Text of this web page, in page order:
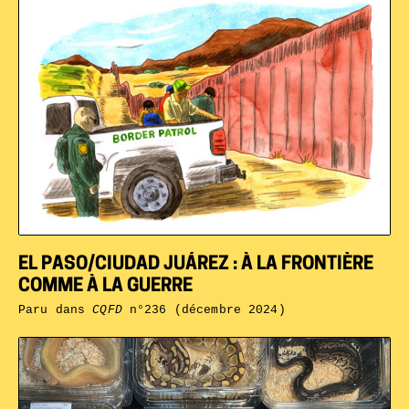
EL PASO/CIUDAD JUÁREZ : À LA FRONTIÈRE
COMME À LA GUERRE
Paru dansCQFDn°236 (décembre 2024)